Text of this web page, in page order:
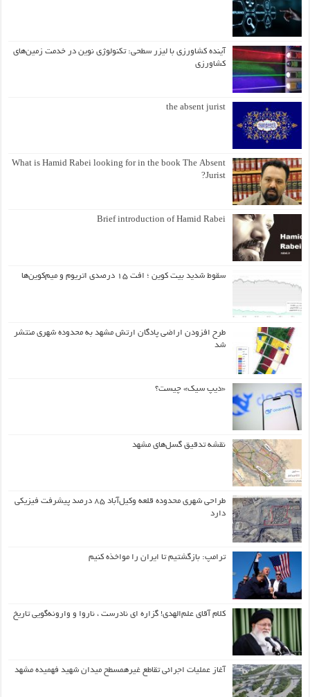
آینده کشاورزی با لیزر سطحی: تکنولوژی نوین در خدمت زمین‌های
کشاورزی
the absent jurist
What is Hamid Rabei looking for in the book The Absent
Jurist?
Brief introduction of Hamid Rabei
سقوط شدید بیت کوین ؛ افت ۱۵ درصدی اتریوم و میم‌کوین‌ها
طرح افزودن اراضی پادگان ارتش مشهد به محدوده شهری منتشر
شد
«دیپ سیک» چیست؟
نقشه تدقیق گسل‌های مشهد
طراحی شهری محدوده قلعه وکیل‌آباد ۸۵ درصد پیشرفت فیزیکی
دارد
ترامپ: بازگشتیم تا ایران را مواخذه کنیم
کلام آقای علم‌الهدی! گزاره ای نادرست ، ناروا و وارونه‌گویی تاریخ
آغاز عملیات اجرائی تقاطع غیرهمسطح میدان شهید فهمیده مشهد